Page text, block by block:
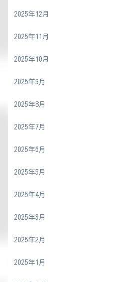
2025年12月
2025年11月
2025年10月
2025年9月
2025年8月
2025年7月
2025年6月
2025年5月
2025年4月
2025年3月
2025年2月
2025年1月